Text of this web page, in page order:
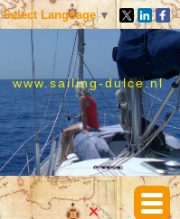
Select Language ▼
www.sailing-dulce.nl